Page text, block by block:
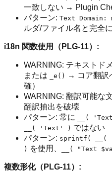
一致しない → Plugin
パターン: Text Domain:
ルダ/ファイル名と完全
i18n 関数使用（PLG-11）:
WARNING: テキストド
または _e()
→ コア翻訳
確）
WARNING: 翻訳可能な
翻訳抽出を破壊
パターン: 常に
__(
__( 'Text' ) ではない
パターン: sprintf( __(
) を使用、 __( "Text
複数形化（PLG-11）: